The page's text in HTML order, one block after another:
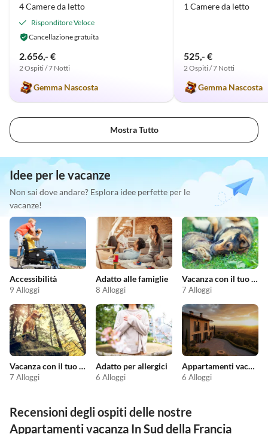
4 Camere da letto
Risponditore Veloce
Cancellazione gratuita
2.656,- €
2 Ospiti / 7 Notti
Gemma Nascosta
1 Camere da letto
525,- €
2 Ospiti / 7 Notti
Gemma Nascosta
Mostra Tutto
Idee per le vacanze
Non sai dove andare? Esplora idee perfette per le
vacanze!
Accessibilità
9 Alloggi
Adatto alle famiglie
8 Alloggi
Vacanza con il tuo animale domestico
7 Alloggi
Vacanza con il tuo cane
7 Alloggi
Adatto per allergici
6 Alloggi
Appartamenti vacanze economici
6 Alloggi
Recensioni degli ospiti delle nostre
Appartamenti vacanza In Sud della Francia